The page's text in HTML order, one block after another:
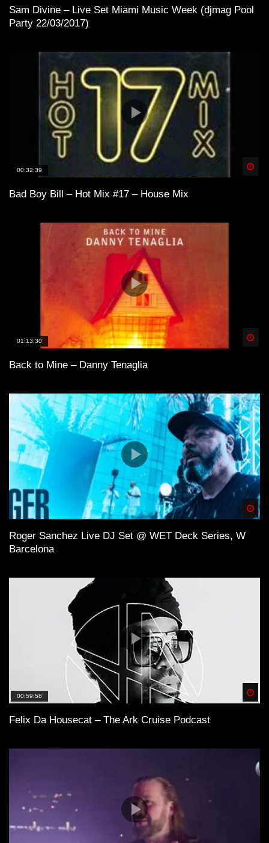
Sam Divine – Live Set Miami Music Week (djmag Pool
Party 22/03/2017)
00:32:39
Bad Boy Bill – Hot Mix #17 – House Mix
01:13:30
Back to Mine – Danny Tenaglia
Roger Sanchez Live DJ Set @ WET Deck Series, W
Barcelona
00:59:58
Felix Da Housecat – The Ark Cruise Podcast